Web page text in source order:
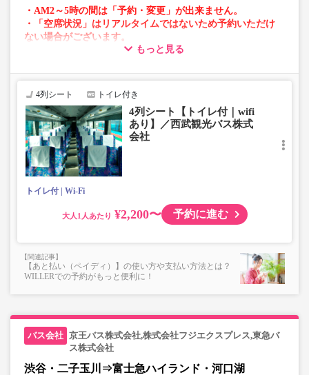
・AM2～5時の間は「予約・変更」が出来ません。
・「空席状況」はリアルタイムではないため予約いただけ
ない場合がございます。
・車両は予告なく変更となる場合がございます。これに伴
で、あらかじめご了承ください。
もっと見る
4列シート トイレ付き
4列シート【トイレ付｜wifi
あり】／西武観光バス株式
会社
トイレ付 Wi-Fi
大人 ¥2,200〜 予約に進む
【あと払い（ペイディ）】の使い方や支払い方法とは？
WILLERでの予約がもっと便利に！
京王バス株式会社,株式会社フジエクスプレス,東急バ
ス株式会社
渋谷・二子玉川⇒富士急ハイランド・河口湖